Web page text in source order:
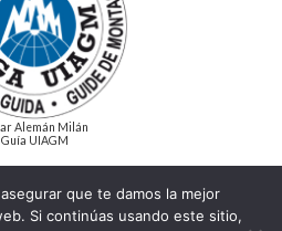
Alemán Milán
Guía UIAGM
que te damos la mejor
Si continúas usando este sitio,